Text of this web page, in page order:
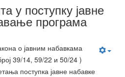
у поступку јавне
програма
о јавним набавкама
39/14, 59/22 и 50/24 )
поступка јавне набавке